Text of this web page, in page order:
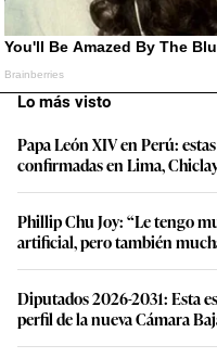
Lo más visto
Papa León XIV en Perú:
confirmadas en Lima,
Phillip Chu Joy: “Le tengo
artificial, pero también
Diputados 2026-2031: Esta
perfil de la nueva Cámara